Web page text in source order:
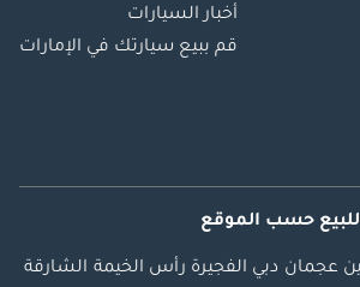
أخبار السيارات
قم ببيع سيارتك في الإمارات
للبيع حسب الموقع
عجمان دبي الفجيرة رأس الخيمة الشارقة